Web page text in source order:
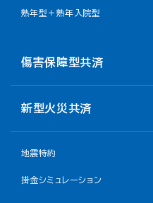
熟年型＋熟年入院型
傷害保障型共済
新型火災共済
地震特約
掛金シミュレーション